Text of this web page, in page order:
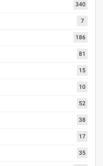
340
7
186
81
15
10
52
38
17
35